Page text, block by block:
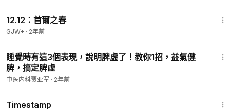
12.12：首爾之春
GJW+ · 2年前
睡覺時有這3個表現，說明脾虛了！教你1招，益氣健
脾，搞定脾虛
中医内科贾亚军 · 2年前
Timestamp